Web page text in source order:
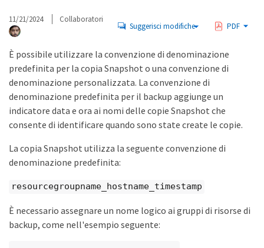
11/21/2024 Collaboratori
Suggerisci modifiche PDF
È possibile utilizzare la convenzione di denominazione
predefinita per la copia Snapshot o una convenzione di
denominazione personalizzata. La convenzione di
denominazione predefinita per il backup aggiunge un
indicatore data e ora ai nomi delle copie Snapshot che
consente di identificare quando sono state create le copie.
La copia Snapshot utilizza la seguente convenzione di
denominazione predefinita:
resourcegroupname_hostname_timestamp
È necessario assegnare un nome logico ai gruppi di risorse di
backup, come nell'esempio seguente: